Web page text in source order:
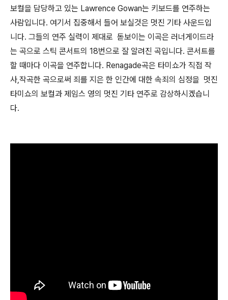
보컬을 담당하고 있는 Lawrence Gowan는 키보드를 연주하는
사람입니다. 여기서 집중해서 들어 보실것은 멋진 기타 사운드입
니다. 그들의 연주 실력이 제대로 돋보이는 이곡은 러너게이드라
는 곡으로 스틱 콘서트의 18번으로 잘 알려진 곡입니다. 콘서트를
할 때마다 이곡을 연주합니다. Renagade곡은 타미쇼가 직접 작
사,작곡한 곡으로써 죄를 지은 한 인간에 대한 속죄의 심정을 멋진
타미쇼의 보컬과 제임스 영의 멋진 기타 연주로 감상하시겠습니
다.